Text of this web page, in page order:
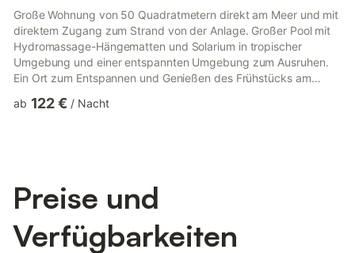
Große Wohnung von 50 Quadratmetern direkt am Meer und mit
direktem Zugang zum Strand von der Anlage. Großer Pool mit
Hydromassage-Hängematten und Solarium in tropischer
Umgebung und einer entspannten Umgebung zum Ausruhen.
Ein Ort zum Entspannen und Genießen des Frühstücks am
angenehmen Nächte auf der Terrasse. Komplett renoviert und
ab 122 € / Nacht
Preise und
Verfügbarkeiten